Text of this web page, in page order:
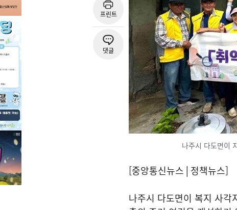
프린트
댓글
나주시 다도면이
[중앙통신뉴스│정책뉴스]
나주시 다도면이 복지 사각